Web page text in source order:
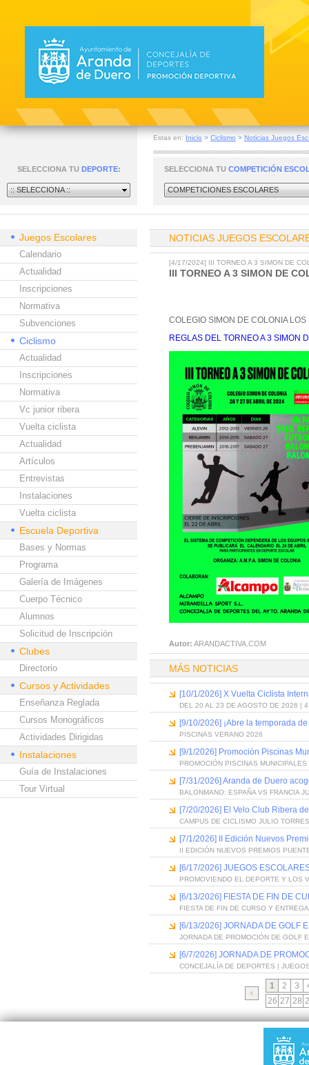
Estas en: Inicio > Ciclismo > Noticias Juegos
SELECCIONA TU DEPORTE:
:: SELECCIONA ::
SELECCIONA TU COMPETICIÓN
COMPETICIONES ESCOLARES
Juegos Escolares
Calendario
Actualidad
Inscripciones
Normativa
Subvenciones
Ciclismo
Actualidad
Inscripciones
Normativa
Vc junior ribera
Vuelta ciclista
Actualidad
Artículos
Entrevistas
Instalaciones
Vuelta ciclista
Escuela Deportiva
Bases y Normas
Programa
Galería de Imágenes
Cuerpo Técnico
Alumnos
Solicitud de Inscripción
Clubes
Directorio
Cursos y Actividades
Enseñanza Reglada
Cursos Monográficos
Actividades Dirigidas
Instalaciones
Guía de Instalaciones
Tour Virtual
NOTICIAS JUEGOS
[4/17/2024] III TORNEO A 3 SIMON DE
III TORNEO A 3 SIMON DE
COLEGIO SIMON DE COLONIA
REGLAS DEL TORNEO A 3 SIMON
Autor: ARANDACTIVA.COM
MÁS NOTICIAS
[10/1/2026] X Vuelta Ciclista
DEL 20 AL 23 DE AGOSTO DE 2026 | 4
[9/10/2026] ¡Abre la temporada
PISCINAS VERANO 2026
[9/1/2026] Promoción Piscinas
PROMOCIÓN PISCINAS
[7/31/2026] Aranda de Duero
BALONMANO: ESPAÑA VS FRANCIA
[7/20/2026] El Velo Club Ribera
CAMPUS DE CICLISMO JULIO
[7/1/2026] II Edición Nuevos
II EDICIÓN NUEVOS PREMIOS
[6/17/2026] JUEGOS
PROMOVIENDO EL DEPORTE Y LOS
[6/13/2026] FIESTA DE FIN DE
FIESTA DE FIN DE CURSO Y
[6/13/2026] JORNADA DE GOLF
JORNADA DE PROMOCIÓN DE GOLF
[6/7/2026] JORNADA DE
CONCEJALÍA DE DEPORTES |
1 2 3
26 27 28